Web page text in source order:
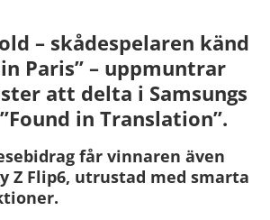
– skådespelaren känd
Paris” – uppmuntrar
att delta i Samsungs
in Translation”.
får vinnaren även
Z Flip6, utrustad med smarta